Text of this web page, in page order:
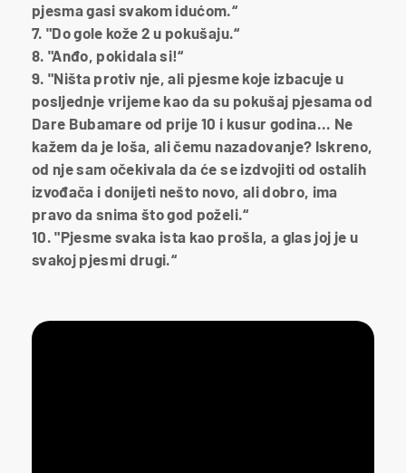
pjesma gasi svakom idućom.“
7. "Do gole kože 2 u pokušaju.“
8. "Anđo, pokidala si!“
9. "Ništa protiv nje, ali pjesme koje izbacuje u
posljednje vrijeme kao da su pokušaj pjesama od
Dare Bubamare od prije 10 i kusur godina... Ne
kažem da je loša, ali čemu nazadovanje? Iskreno,
od nje sam očekivala da će se izdvojiti od ostalih
izvođača i donijeti nešto novo, ali dobro, ima
pravo da snima što god poželi.“
10. "Pjesme svaka ista kao prošla, a glas joj je u
svakoj pjesmi drugi.“